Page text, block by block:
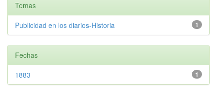
Temas
1
Publicidad en los diarios-Historia
Fechas
1
1883